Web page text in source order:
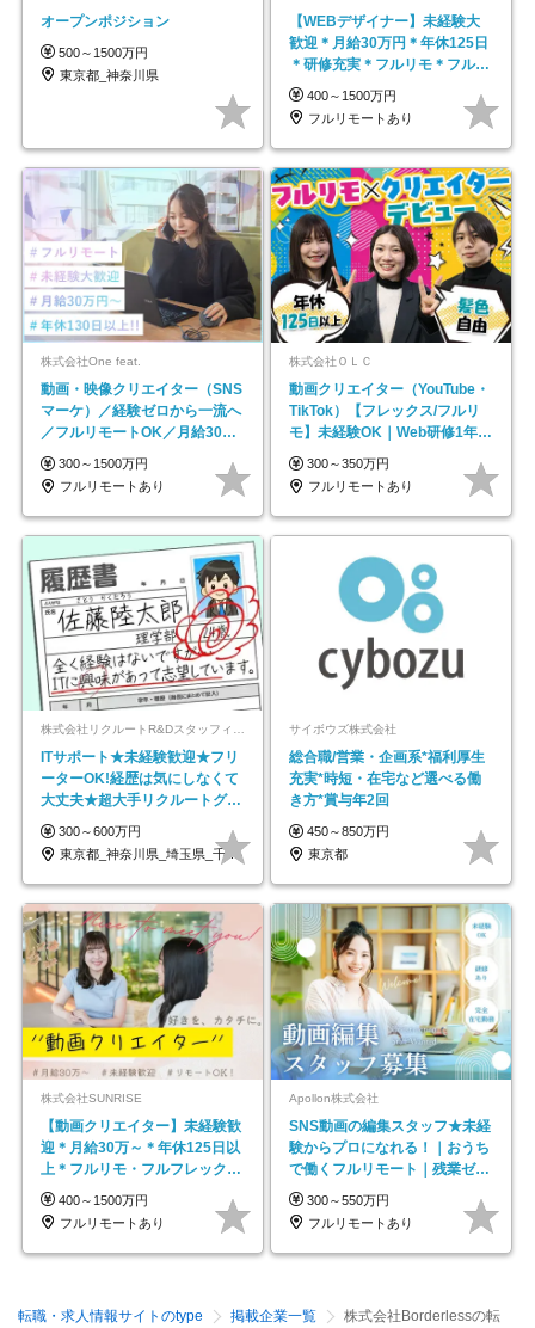
オープンポジション
500～1500万円
東京都_神奈川県
【WEBデザイナー】未経験大
歓迎＊月給30万円＊年休125日
＊研修充実＊フルリモ＊フルフ
レックス＊
400～1500万円
フルリモートあり
株式会社One feat.
動画・映像クリエイター（SNS
マーケ）／経験ゼロから一流へ
／フルリモートOK／月給30万
円～／年休130日以上
300～1500万円
フルリモートあり
株式会社ＯＬＣ
動画クリエイター（YouTube・
TikTok）【フレックス/フルリ
モ】未経験OK｜Web研修1年間
｜副業OK
300～350万円
フルリモートあり
株式会社リクルートR&Dスタッフィング【リクルートグループ】
ITサポート★未経験歓迎★フリ
ーターOK!経歴は気にしなくて
大丈夫★超大手リクルートグル
ープの正社員/sg
300～600万円
東京都_神奈川県_埼玉県_千葉県_大阪府…
サイボウズ株式会社
総合職/営業・企画系*福利厚生
充実*時短・在宅など選べる働
き方*賞与年2回
450～850万円
東京都
株式会社SUNRISE
【動画クリエイター】未経験歓
迎＊月給30万～＊年休125日以
上＊フルリモ・フルフレックス
◆10名の採用が決定◆
400～1500万円
フルリモートあり
Apollon株式会社
SNS動画の編集スタッフ★未経
験からプロになれる！｜おうち
で働くフルリモート｜残業ゼロ
で18時退勤◎
300～550万円
フルリモートあり
転職・求人情報サイトのtype 掲載企業一覧 株式会社Borderlessの転